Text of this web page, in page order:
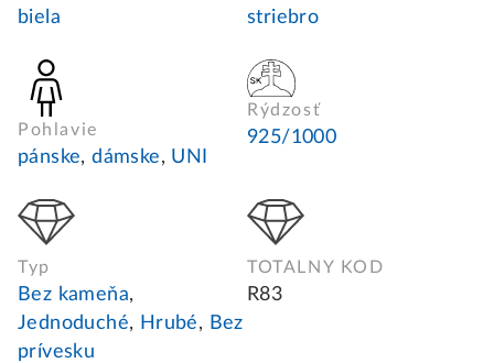
biela striebro
Pohlavie
pánske,dámske, UNI
Rýdzosť
925/1000
Typ
Bez kameňa,
Jednoduché, Hrubé, Bez
prívesku
TOTALNY KOD
R83